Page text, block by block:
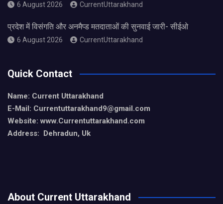
6 August 2026 CurrentUttarakhand
प्रदेश में विसंगति और अनमैप्ड मतदाताओं की सुनवाई जारी- सीईओ
6 August 2026 CurrentUttarakhand
Quick Contact
Name: Current Uttarakhand
E-Mail: Currentuttarakhand9@gmail.com
Website: www.Currentuttarakhand.com
Address: Dehradun, Uk
About Current Uttarakhand